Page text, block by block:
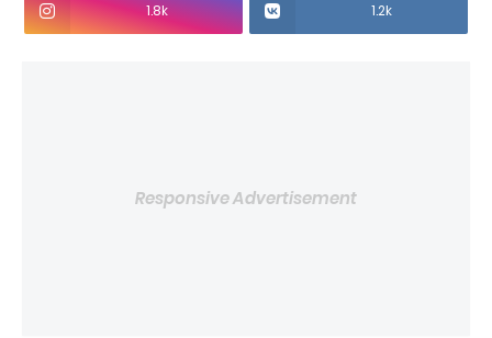
1.8k 1.2k
Responsive Advertisement